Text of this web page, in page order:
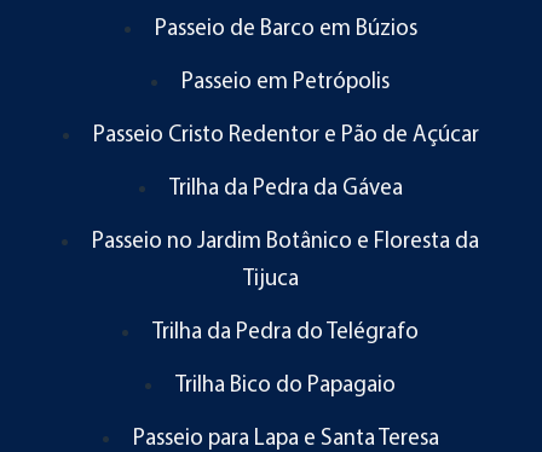
Passeio de Barco em Búzios
Passeio em Petrópolis
Passeio Cristo Redentor e Pão de Açúcar
Trilha da Pedra da Gávea
Passeio no Jardim Botânico e Floresta da
Tijuca
Trilha da Pedra do Telégrafo
Trilha Bico do Papagaio
Passeio para Lapa e Santa Teresa